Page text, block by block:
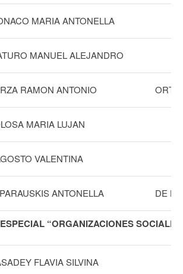
MARIA ANTONELLA
MANUEL ALEJANDRO
RAMON ANTONIO
MARIA LUJAN
VALENTINA
ANTONELLA DE
“ORGANIZACIONES
FLAVIA SILVINA